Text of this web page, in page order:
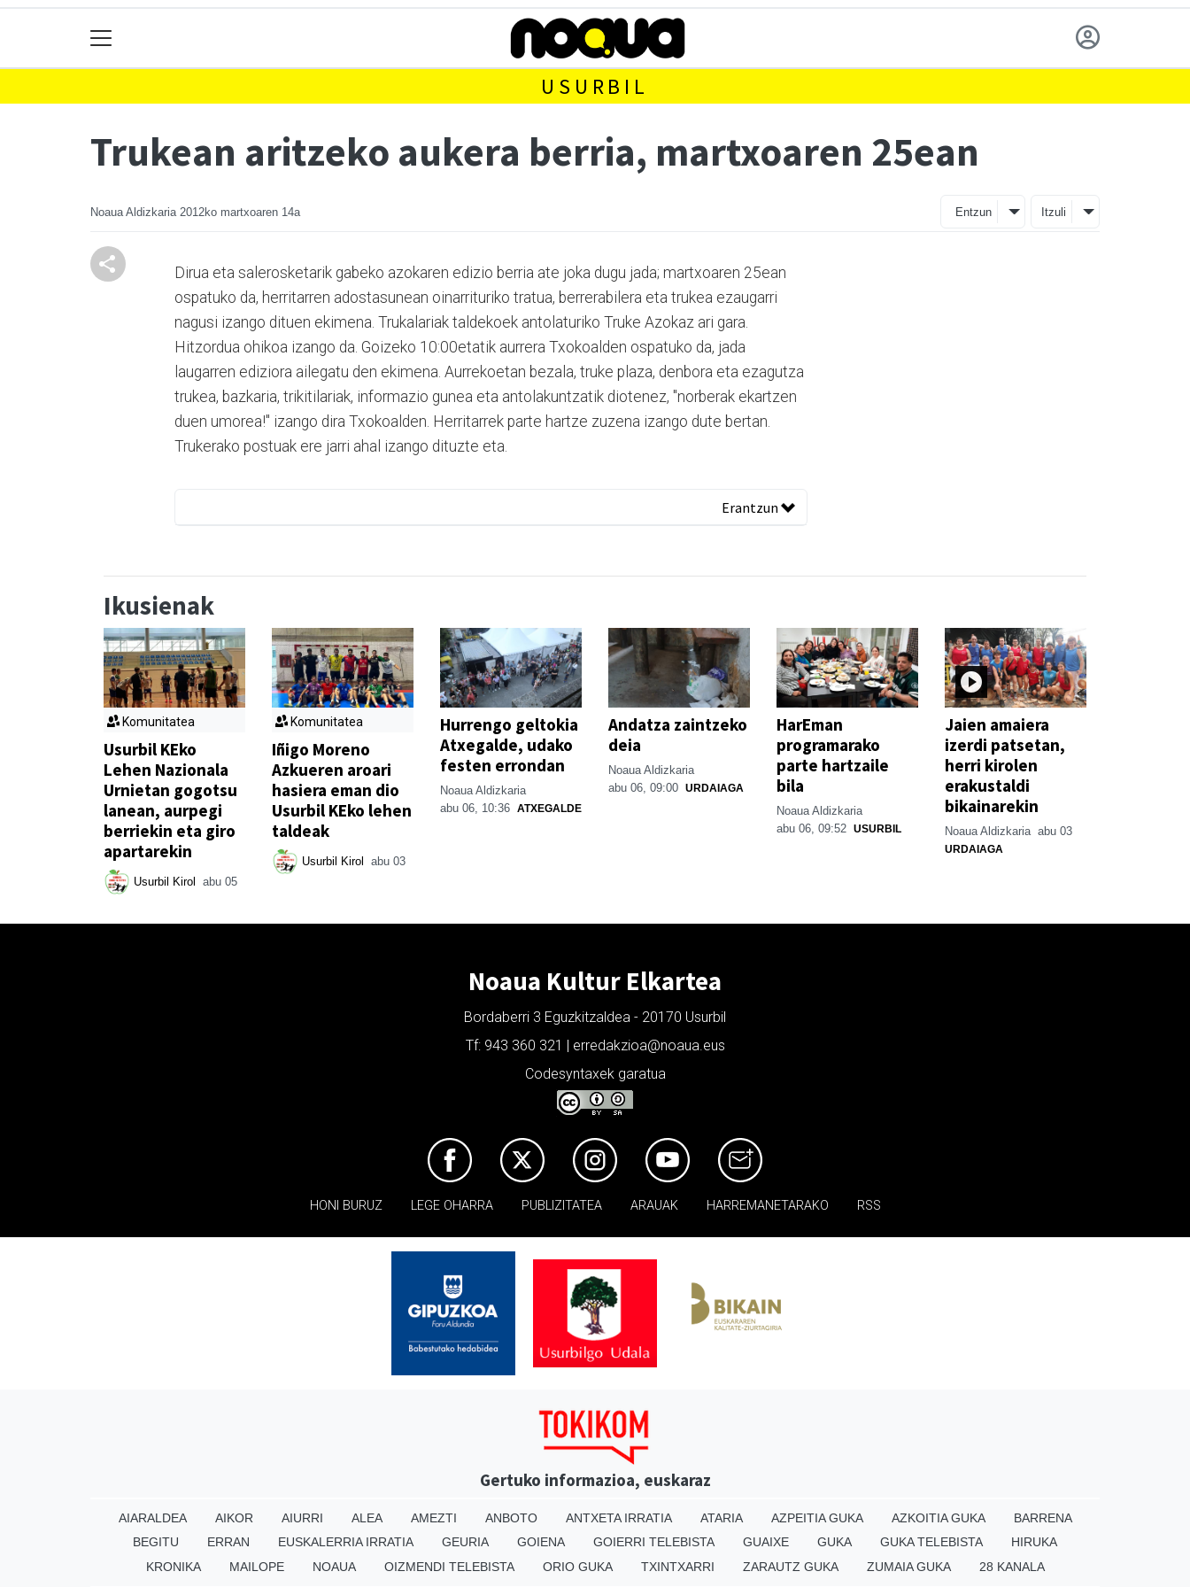
USURBIL
Trukean aritzeko aukera berria, martxoaren 25ean
Noaua Aldizkaria 2012ko martxoaren 14a Entzun Itzuli
Dirua eta salerosketarik gabeko azokaren edizio berria ate joka dugu jada; martxoaren 25ean
ospatuko da, herritarren adostasunean oinarrituriko tratua, berrerabilera eta trukea ezaugarri
nagusi izango dituen ekimena. Trukalariak taldekoek antolaturiko Truke Azokaz ari gara.
Hitzordua ohikoa izango da. Goizeko 10:00etatik aurrera Txokoalden ospatuko da, jada
laugarren ediziora ailegatu den ekimena. Aurrekoetan bezala, truke plaza, denbora eta ezagutza
trukea, bazkaria, trikitilariak, informazio gunea eta antolakuntzatik diotenez, "norberak ekartzen
duen umorea!" izango dira Txokoalden. Herritarrek parte hartze zuzena izango dute bertan.
Trukerako postuak ere jarri ahal izango dituzte eta.
Erantzun
Ikusienak
Komunitatea
Usurbil KEko
Lehen Nazionala
Urnietan gogotsu
lanean, aurpegi
berriekin eta giro
apartarekin
Usurbil Kirol abu 05
Komunitatea
Iñigo Moreno
Azkueren aroari
hasiera eman dio
Usurbil KEko lehen
taldeak
Usurbil Kirol abu 03
Hurrengo geltokia
Atxegalde, udako
festen errondan
Noaua Aldizkaria
abu 06, 10:36 ATXEGALDE
Andatza zaintzeko
deia
Noaua Aldizkaria
abu 06, 09:00 URDAIAGA
HarEman
programarako
parte hartzaile
bila
Noaua Aldizkaria
abu 06, 09:52 USURBIL
Jaien amaiera
izerdi patsetan,
herri kirolen
erakustaldi
bikainarekin
Noaua Aldizkaria abu 03
URDAIAGA
Noaua Kultur Elkartea
Bordaberri 3 Eguzkitzaldea - 20170 Usurbil
Tf: 943 360 321 | erredakzioa@noaua.eus
Codesyntaxek garatua
HONI BURUZ LEGE OHARRA PUBLIZITATEA ARAUAK HARREMANETARAKO RSS
Gertuko informazioa, euskaraz
AIARALDEA AIKOR AIURRI ALEA AMEZTI ANBOTO ANTXETA IRRATIA ATARIA AZPEITIA GUKA AZKOITIA GUKA
BARRENA
BEGITU
ERRAN EUSKALERRIA IRRATIA GEURIA GOIENA GOIERRI TELEBISTA GUAIXE GUKA GUKA TELEBISTA
HIRUKA
KRONIKA
MAILOPE NOAUA OIZMENDI TELEBISTA ORIO GUKA TXINTXARRI ZARAUTZ GUKA ZUMAIA GUKA 28 KANALA